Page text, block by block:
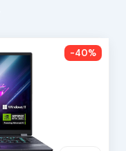
-40%